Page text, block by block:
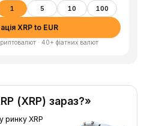
1 5 10 100
XRP to EUR
· 40+ фіатних валют
(XRP) зараз?»
ринку XRP